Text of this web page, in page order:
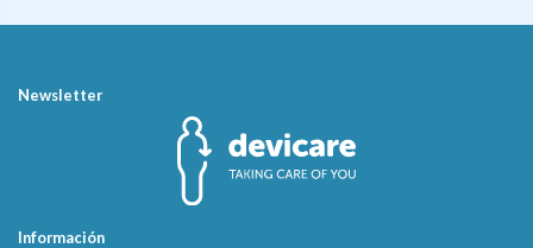
Información
Newsletter